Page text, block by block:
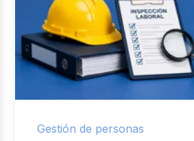
Gestión de personas